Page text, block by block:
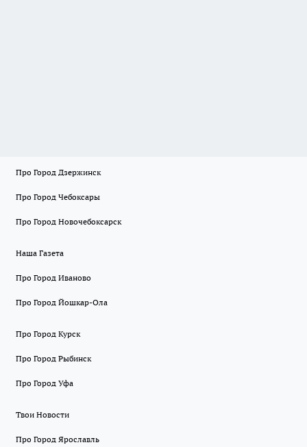
Про Город Дзержинск
Про Город Чебоксары
Про Город Новочебоксарск
Наша Газета
Про Город Иваново
Про Город Йошкар-Ола
Про Город Курск
Про Город Рыбинск
Про Город Уфа
Твои Новости
Про Город Ярославль